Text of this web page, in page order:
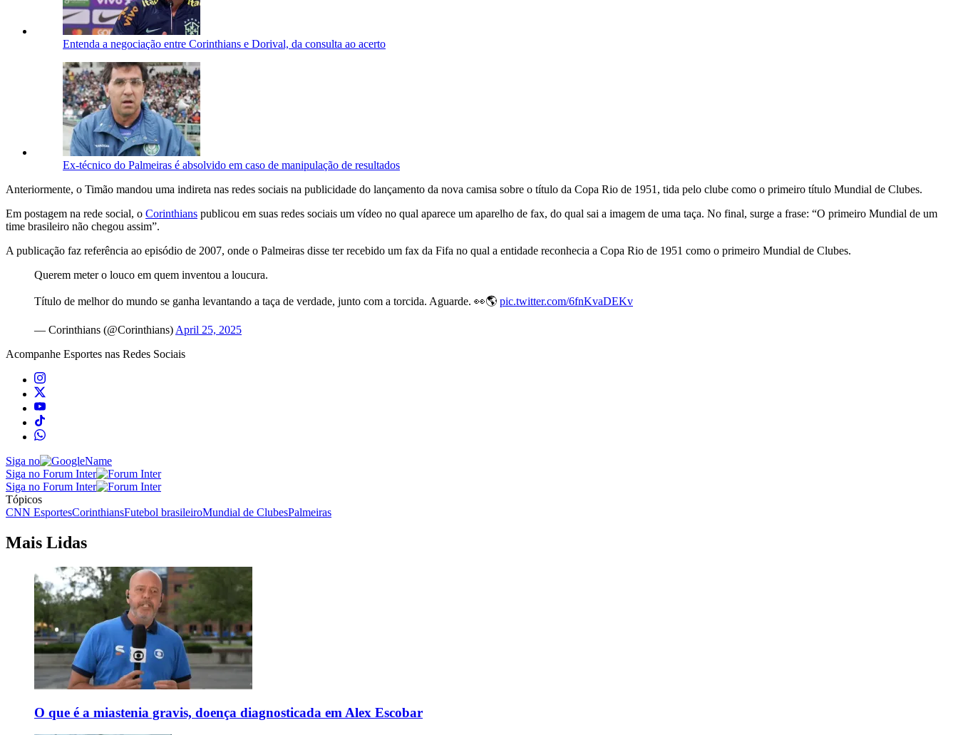
Entenda a negociação entre Corinthians e Dorival, da consulta ao acerto
Ex-técnico do Palmeiras é absolvido em caso de manipulação de resultados
Anteriormente, o Timão mandou uma indireta nas redes sociais na publicidade do lançamento da nova camisa sobre o título da Copa Rio de 1951, tida pelo clube como o primeiro título Mundial de Clubes.
Em postagem na rede social, o Corinthians publicou em suas redes sociais um vídeo no qual aparece um aparelho de fax, do qual sai a imagem de uma taça. No final, surge a frase: “O primeiro Mundial de um
time brasileiro não chegou assim”.
A publicação faz referência ao episódio de 2007, onde o Palmeiras disse ter recebido um fax da Fifa no qual a entidade reconhecia a Copa Rio de 1951 como o primeiro Mundial de Clubes.
Querem meter o louco em quem inventou a loucura.
Título de melhor do mundo se ganha levantando a taça de verdade, junto com a torcida. Aguarde. 👀🌎 pic.twitter.com/6fnKvaDEKv
— Corinthians (@Corinthians) April 25, 2025
Acompanhe Esportes nas Redes Sociais
Siga no
Siga no Forum Inter
Siga no Forum Inter
Tópicos
CNN EsportesCorinthiansFutebol brasileiroMundial de ClubesPalmeiras
Mais Lidas
O que é a miastenia gravis, doença diagnosticada em Alex Escobar